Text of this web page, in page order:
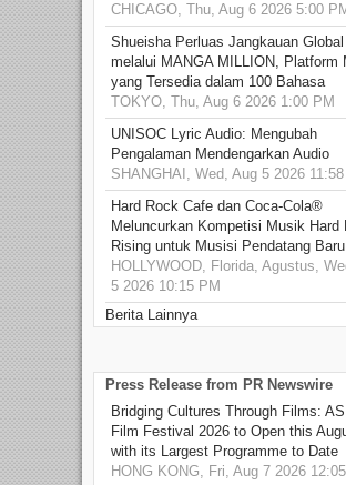
CHICAGO, Thu, Aug 6 2026 5:00
Shueisha Perluas Jangkauan Global
melalui MANGA MILLION, Platform
yang Tersedia dalam 100 Bahasa
TOKYO, Thu, Aug 6 2026 1:00 PM
UNISOC Lyric Audio: Mengubah
Pengalaman Mendengarkan Audio
SHANGHAI, Wed, Aug 5 2026 11:58
Hard Rock Cafe dan Coca-Cola®
Meluncurkan Kompetisi Musik Hard
Rising untuk Musisi Pendatang Baru
HOLLYWOOD, Florida, Agustus,
5 2026 10:15 PM
Berita Lainnya
Press Release from PR Newswire
Bridging Cultures Through Films:
Film Festival 2026 to Open this
with its Largest Programme to Date
HONG KONG, Fri, Aug 7 2026